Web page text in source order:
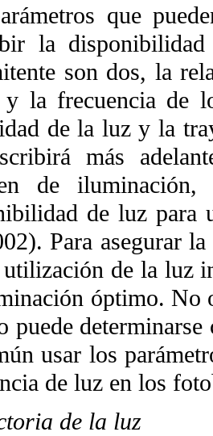
que
la
son dos, la
la frecuencia de
de la luz y la
más
de
de luz para
Para asegurar
de la luz
óptimo. No
puede
usar los
de luz en los
de la luz